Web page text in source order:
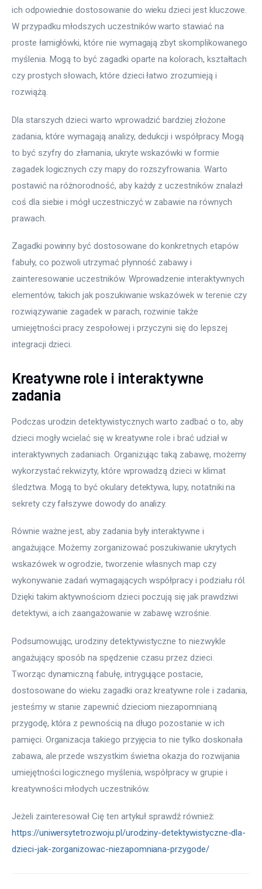
ich odpowiednie dostosowanie do wieku dzieci jest kluczowe.
W przypadku młodszych uczestników warto stawiać na
proste łamigłówki, które nie wymagają zbyt skomplikowanego
myślenia. Mogą to być zagadki oparte na kolorach, kształtach
czy prostych słowach, które dzieci łatwo zrozumieją i
rozwiążą.
Dla starszych dzieci warto wprowadzić bardziej złożone
zadania, które wymagają analizy, dedukcji i współpracy. Mogą
to być szyfry do złamania, ukryte wskazówki w formie
zagadek logicznych czy mapy do rozszyfrowania. Warto
postawić na różnorodność, aby każdy z uczestników znalazł
coś dla siebie i mógł uczestniczyć w zabawie na równych
prawach.
Zagadki powinny być dostosowane do konkretnych etapów
fabuły, co pozwoli utrzymać płynność zabawy i
zainteresowanie uczestników. Wprowadzenie interaktywnych
elementów, takich jak poszukiwanie wskazówek w terenie czy
rozwiązywanie zagadek w parach, rozwinie także
umiejętności pracy zespołowej i przyczyni się do lepszej
integracji dzieci.
Kreatywne role i interaktywne
zadania
Podczas urodzin detektywistycznych warto zadbać o to, aby
dzieci mogły wcielać się w kreatywne role i brać udział w
interaktywnych zadaniach. Organizując taką zabawę, możemy
wykorzystać rekwizyty, które wprowadzą dzieci w klimat
śledztwa. Mogą to być okulary detektywa, lupy, notatniki na
sekrety czy fałszywe dowody do analizy.
Równie ważne jest, aby zadania były interaktywne i
angażujące. Możemy zorganizować poszukiwanie ukrytych
wskazówek w ogrodzie, tworzenie własnych map czy
wykonywanie zadań wymagających współpracy i podziału ról.
Dzięki takim aktywnościom dzieci poczują się jak prawdziwi
detektywi, a ich zaangażowanie w zabawę wzrośnie.
Podsumowując, urodziny detektywistyczne to niezwykle
angażujący sposób na spędzenie czasu przez dzieci.
Tworząc dynamiczną fabułę, intrygujące postacie,
dostosowane do wieku zagadki oraz kreatywne role i zadania,
jesteśmy w stanie zapewnić dzieciom niezapomnianą
przygodę, która z pewnością na długo pozostanie w ich
pamięci. Organizacja takiego przyjęcia to nie tylko doskonała
zabawa, ale przede wszystkim świetna okazja do rozwijania
umiejętności logicznego myślenia, współpracy w grupie i
kreatywności młodych uczestników.
Jeżeli zainteresował Cię ten artykuł sprawdź również:
https://uniwersytetrozwoju.pl/urodziny-detektywistyczne-dla-
dzieci-jak-zorganizowac-niezapomniana-przygode/